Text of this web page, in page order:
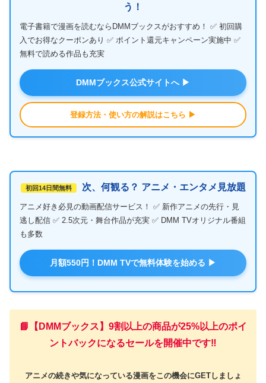
う！
電子書籍で漫画を読むならDMMブックスがおすすめ！ ✅ 初回購
入でお得なクーポンあり ✅ ポイント還元キャンペーン実施中 ✅
無料で読める作品も充実
DMMブックス公式サイトへ ▶
登録方法・使い方の解説はこちら ▶
初回14日間無料 次、何観る？ アニメ・エンタメ見放題
アニメ好き必見の動画配信サービス！ ✅ 新作アニメの先行・見
逃し配信 ✅ 2.5次元・舞台作品が充実 ✅ DMM TVオリジナル番組
も多数
月額550円！DMM TVで無料体験を始める ▶
📘【DMMブックス】9割以上の商品が25%以上のポイ
ントバックになるセールを開催中です‼️
アニメの続きや気になっている漫画をこの機会にGETしましょ